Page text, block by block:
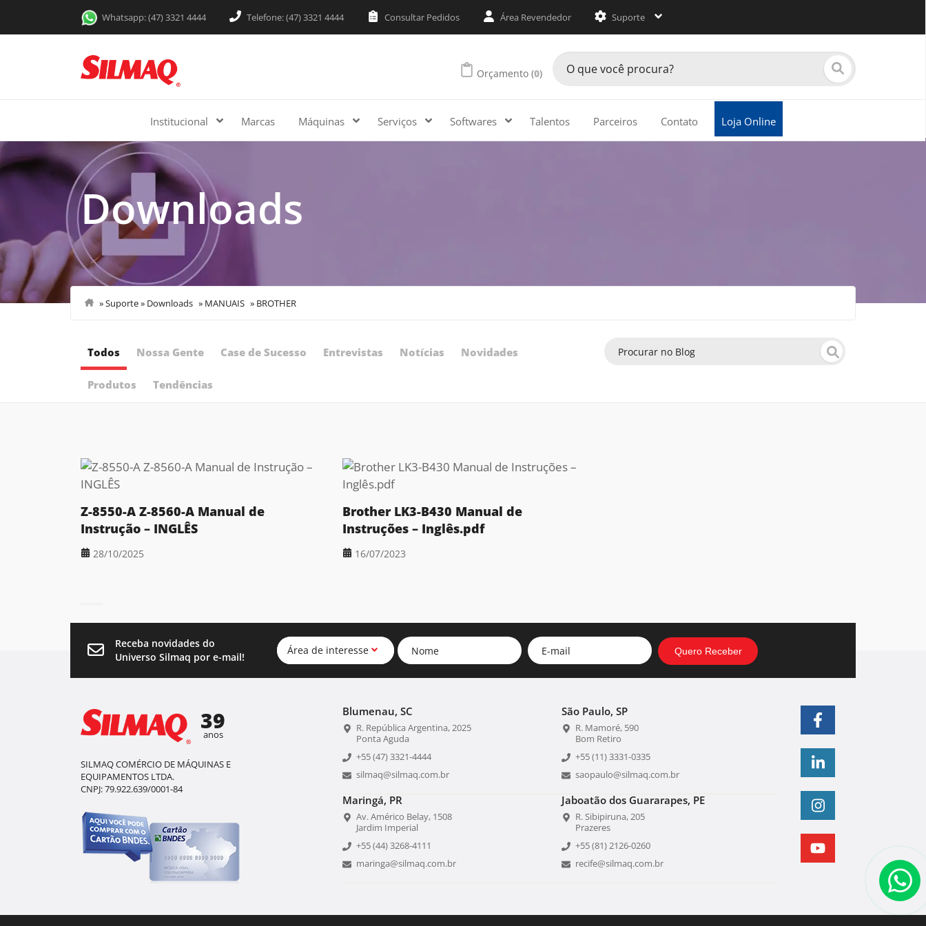
Whatsapp: (47) 3321 4444 Telefone: (47) 3321 4444 Consultar Pedidos Área Revendedor Suporte
Orçamento (0)
Institucional Marcas Máquinas Serviços Softwares Talentos Parceiros Contato Loja Online
Downloads
»Suporte» Downloads » MANUAIS » BROTHER
Todos Nossa Gente Case de Sucesso Entrevistas Notícias Novidades
Produtos Tendências
Z-8550-A Z-8560-A Manual de
Instrução – INGLÊS
28/10/2025
Brother LK3-B430 Manual de
Instruções – Inglês.pdf
16/07/2023
Receba novidades do
Universo Silmaq por e-mail!
Área de interesse
39
anos
SILMAQ COMÉRCIO DE MÁQUINAS E
EQUIPAMENTOS LTDA.
CNPJ: 79.922.639/0001-84
Blumenau, SC
R. República Argentina, 2025
Ponta Aguda
+55 (47) 3321-4444
silmaq@silmaq.com.br
São Paulo, SP
R. Mamoré, 590
Bom Retiro
+55 (11) 3331-0335
saopaulo@silmaq.com.br
Maringá, PR
Av. Américo Belay, 1508
Jardim Imperial
+55 (44) 3268-4111
maringa@silmaq.com.br
Jaboatão dos Guararapes, PE
R. Sibipiruna, 205
Prazeres
+55 (81) 2126-0260
recife@silmaq.com.br